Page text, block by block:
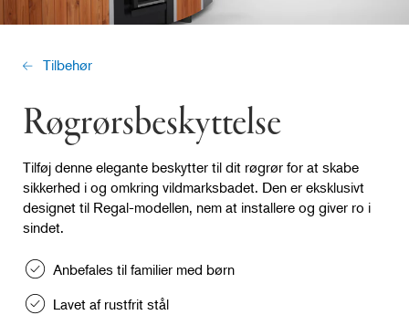
Tilbehør
Røgrørsbeskyttelse
Tilføj denne elegante beskytter til dit røgrør for at skabe
sikkerhed i og omkring vildmarksbadet. Den er eksklusivt
designet til Regal-modellen, nem at installere og giver ro i
sindet.
Anbefales til familier med børn
Lavet af rustfrit stål